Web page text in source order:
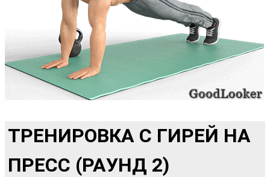
ТРЕНИРОВКА С ГИРЕЙ НА
ПРЕСС (РАУНД 2)